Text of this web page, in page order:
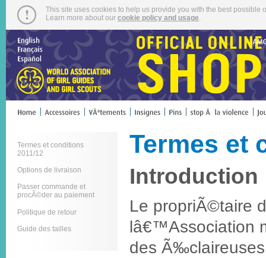
This site uses cookies to help us provide you with the best
Learn more about our cookie policy and usage
Termes et conditions
2011/12
Options de livraison
Passer commande et
procÃ©der au paiement
Politique de retour
Guide des tailles
Termes et
Introduction
Le propriÃ©taire
lâ€™Association
des